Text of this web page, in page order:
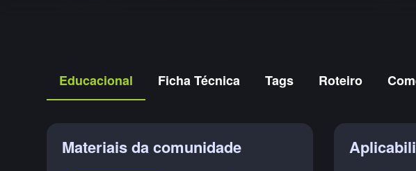
Educacional Ficha Técnica Tags Roteiro
Materiais da comunidade